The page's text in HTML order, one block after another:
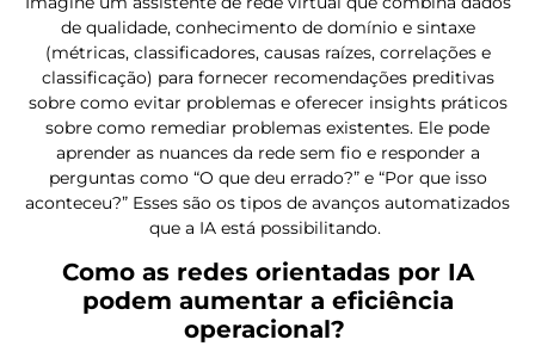
de qualidade, conhecimento de domínio e sintaxe
(métricas, classificadores, causas raízes, correlações e
classificação) para fornecer recomendações preditivas
sobre como evitar problemas e oferecer insights práticos
sobre como remediar problemas existentes. Ele pode
aprender as nuances da rede sem fio e responder a
perguntas como “O que deu errado?” e “Por que isso
aconteceu?” Esses são os tipos de avanços automatizados
que a IA está possibilitando.
Como as redes orientadas por IA
podem aumentar a eficiência
operacional?